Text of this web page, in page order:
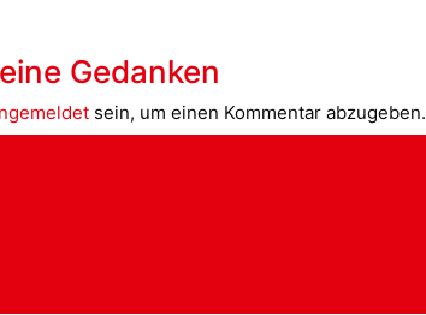
Gedanken
sein, um einen Kommentar abzugeben.